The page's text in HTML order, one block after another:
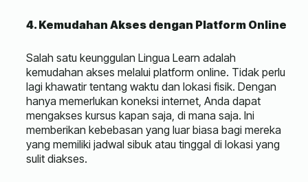
4. Kemudahan Akses dengan Platform Online
Salah satu keunggulan Lingua Learn adalah
kemudahan akses melalui platform online. Tidak perlu
lagi khawatir tentang waktu dan lokasi fisik. Dengan
hanya memerlukan koneksi internet, Anda dapat
mengakses kursus kapan saja, di mana saja. Ini
memberikan kebebasan yang luar biasa bagi mereka
yang memiliki jadwal sibuk atau tinggal di lokasi yang
sulit diakses.